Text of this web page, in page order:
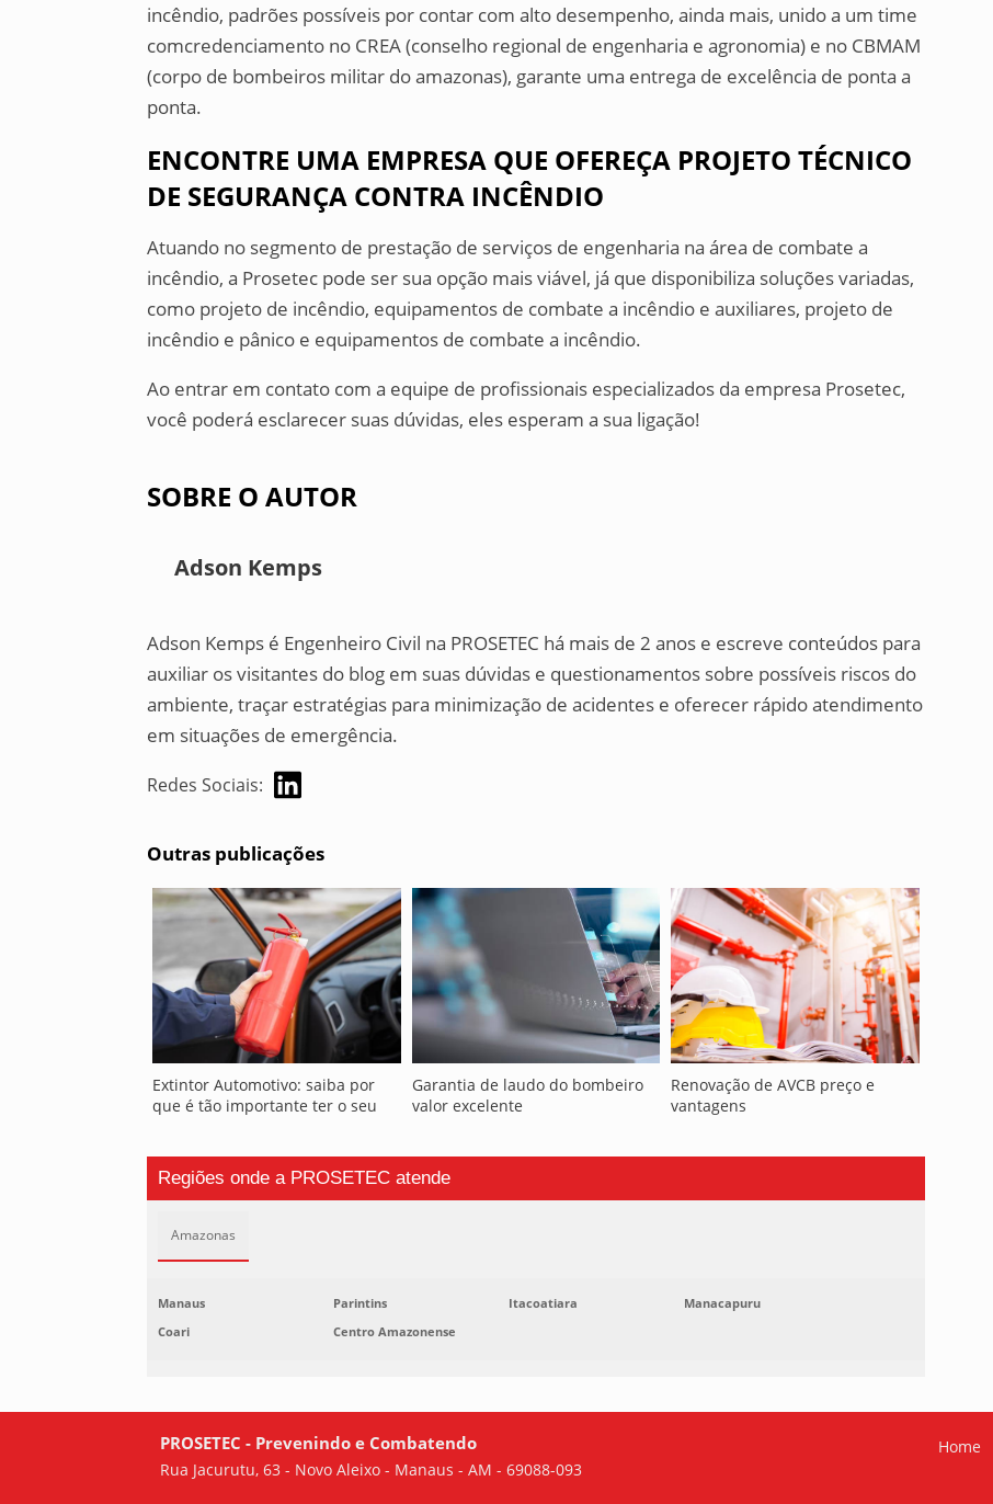
incêndio, padrões possíveis por contar com alto desempenho, ainda mais, unido a um time
comcredenciamento no CREA (conselho regional de engenharia e agronomia) e no CBMAM
(corpo de bombeiros militar do amazonas), garante uma entrega de excelência de ponta a
ponta.
ENCONTRE UMA EMPRESA QUE OFEREÇA PROJETO TÉCNICO
DE SEGURANÇA CONTRA INCÊNDIO
Atuando no segmento de prestação de serviços de engenharia na área de combate a
incêndio, a Prosetec pode ser sua opção mais viável, já que disponibiliza soluções variadas,
como projeto de incêndio, equipamentos de combate a incêndio e auxiliares, projeto de
incêndio e pânico e equipamentos de combate a incêndio.
Ao entrar em contato com a equipe de profissionais especializados da empresa Prosetec,
você poderá esclarecer suas dúvidas, eles esperam a sua ligação!
SOBRE O AUTOR
Adson Kemps
Adson Kemps é Engenheiro Civil na PROSETEC há mais de 2 anos e escreve conteúdos para
auxiliar os visitantes do blog em suas dúvidas e questionamentos sobre possíveis riscos do
ambiente, traçar estratégias para minimização de acidentes e oferecer rápido atendimento
em situações de emergência.
Redes Sociais:
Outras publicações
Extintor Automotivo: saiba por
que é tão importante ter o seu
Garantia de laudo do bombeiro
valor excelente
Renovação de AVCB preço e
vantagens
Regiões onde a PROSETEC atende
Amazonas
Manaus Parintins Itacoatiara
Manacapuru
Coari
Centro Amazonense
PROSETEC - Prevenindo e Combatendo
Rua Jacurutu, 63 - Novo Aleixo - Manaus - AM - 69088-093
Home